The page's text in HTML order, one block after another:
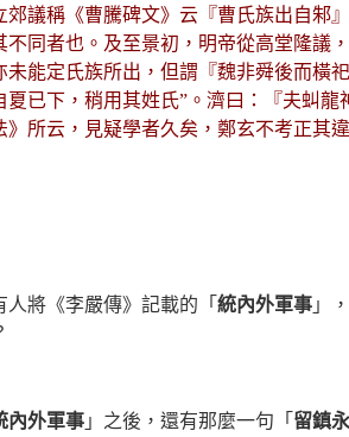
郊議稱《曹騰碑文》云『曹氏族出自邾
不同者也。及至景初，明帝從高堂隆議
能定氏族所出，但謂『魏非舜後而橫
已下，稍用其姓氏”。濟曰：『夫虯
所云，見疑學者久矣，鄭玄不考正其
將《李嚴傳》記載的「 統內外軍事 」
內外軍事 」之後，還有那麼一句「 留鎮